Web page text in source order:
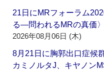
21日にMRフォーラム
る―問われるMRの真価
2026年08月06日 (木)
8月21日に胸郭出口症候
カミノルタJ、キヤノン